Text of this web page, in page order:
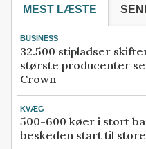
MEST LÆSTE
BUSINESS
32.500 stipladser
største producenter
Crown
KVÆG
500-600 køer i stort
beskeden start til